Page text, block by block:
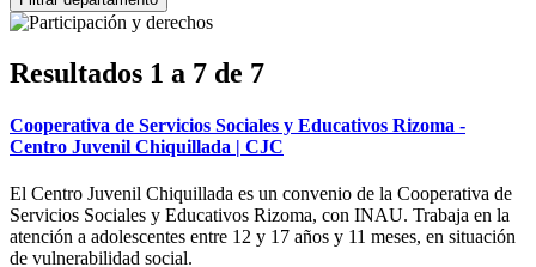
Resultados 1 a 7 de 7
Cooperativa de Servicios Sociales y Educativos Rizoma -
Centro Juvenil Chiquillada | CJC
El Centro Juvenil Chiquillada es un convenio de la Cooperativa de
Servicios Sociales y Educativos Rizoma, con INAU. Trabaja en la
atención a adolescentes entre 12 y 17 años y 11 meses, en situación
de vulnerabilidad social.